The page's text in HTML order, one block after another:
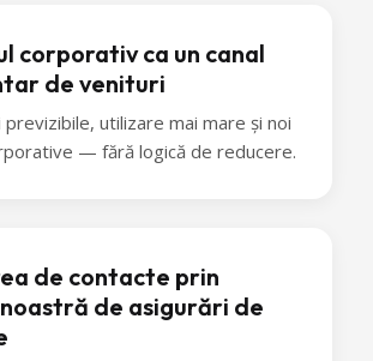
corporativ ca un canal
de venituri
previzibile, utilizare mai mare și noi
— fără logică de reducere.
de contacte prin
de asigurări de